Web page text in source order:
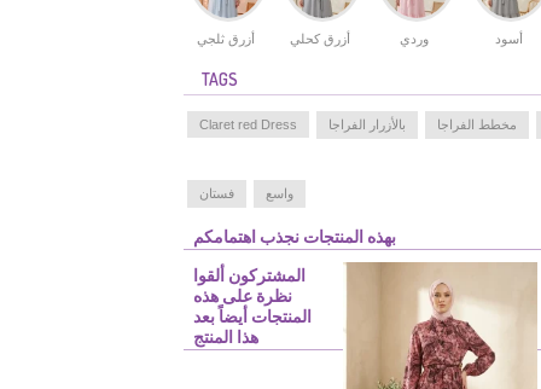
أزرق ثلجي أزرق كحلي وردي أسود
TAGS
Claret red Dress بالأزرار الفراجا مخطط الفراجا
فستان واسع
بهذه المنتجات نجذب اهتمامكم
المشتركون ألقوا
نظرة على هذه
المنتجات أيضاً بعد
هذا المنتج